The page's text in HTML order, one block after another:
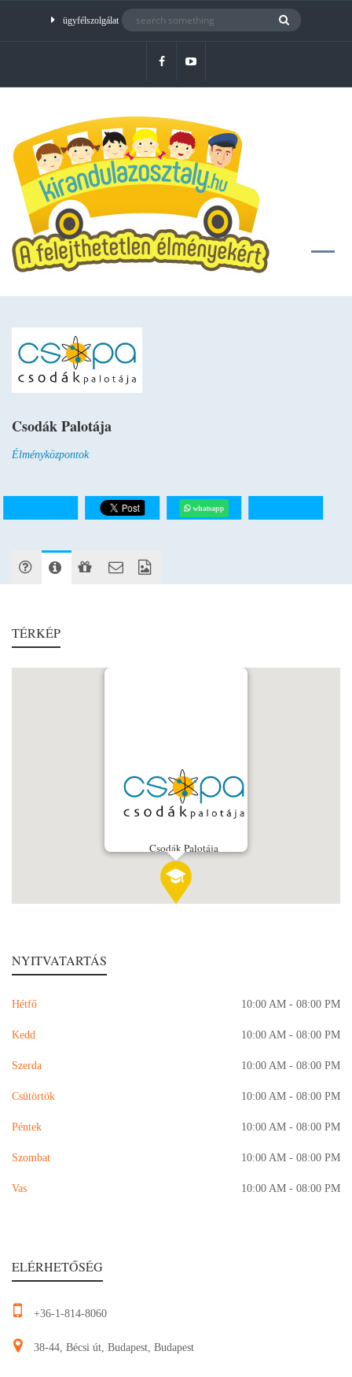
ügyfélszolgálat
Csodák Palotája
Élményközpontok
whatsapp
TÉRKÉP
Csodák Palotája
NYITVATARTÁS
Hétfő 10:00 AM - 08:00 PM
Kedd 10:00 AM - 08:00 PM
Szerda 10:00 AM - 08:00 PM
Csütörtök 10:00 AM - 08:00 PM
Péntek 10:00 AM - 08:00 PM
Szombat 10:00 AM - 08:00 PM
Vas 10:00 AM - 08:00 PM
ELÉRHETŐSÉG
+36-1-814-8060
38-44, Bécsi út, Budapest, Budapest